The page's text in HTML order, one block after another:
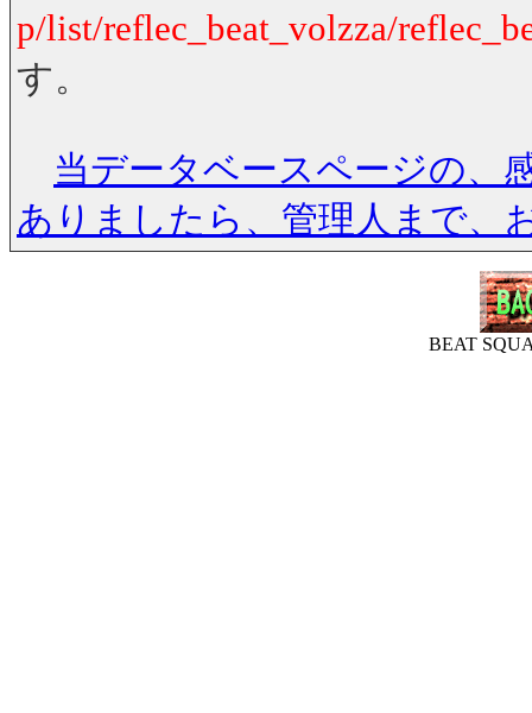
p/list/reflec_beat_volzza/
す。
当データベースページの、
ありましたら、管理人まで、
BEAT